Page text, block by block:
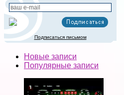
Подписаться письмом
Новые записи
Популярные записи